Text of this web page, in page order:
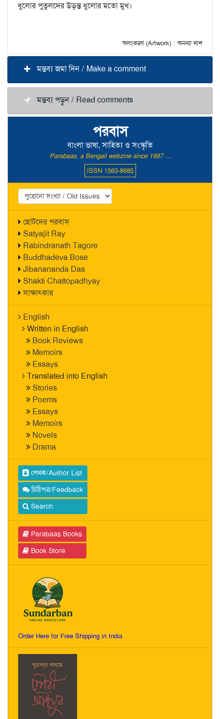
পরবাস
বাংলা ভাষা, সাহিত্য ও সংস্কৃতি
Parabaas, a Bengali webzine since 1997 ...
ISSN 1563-8685
ছোটদের পরবাস
Satyajit Ray
Rabindranath Tagore
Buddhadeva Bose
Jibanananda Das
Shakti Chattopadhyay
সাক্ষাৎকার
English
Written in English
Book Reviews
Memoirs
Essays
Translated into English
Stories
Poems
Essays
Memoirs
Novels
Drama
লেখক/Author List
চিঠিপত্র/Feedback
Search
Parabaas Books
Book Store
Order Here for Free Shipping in India
ধুলোর পুতুলদের উড়ন্ত ধুলোর মতো মুখ।
অলংকরণ (Artwork) : অনন্যা দাশ
মন্তব্য জমা দিন / Make a comment
মন্তব্য পড়ুন / Read comments